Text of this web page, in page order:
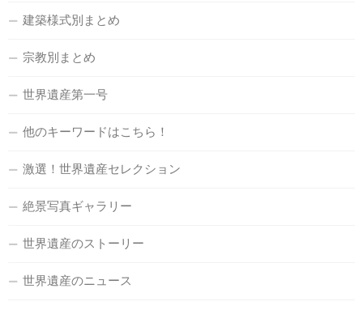
建築様式別まとめ
宗教別まとめ
世界遺産第一号
他のキーワードはこちら！
激選！世界遺産セレクション
絶景写真ギャラリー
世界遺産のストーリー
世界遺産のニュース